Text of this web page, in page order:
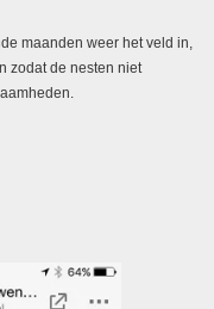
maanden weer het veld in,
zodat de nesten niet